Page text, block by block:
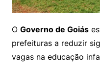
O Governo de Goiás
prefeituras a reduzir
vagas na educação